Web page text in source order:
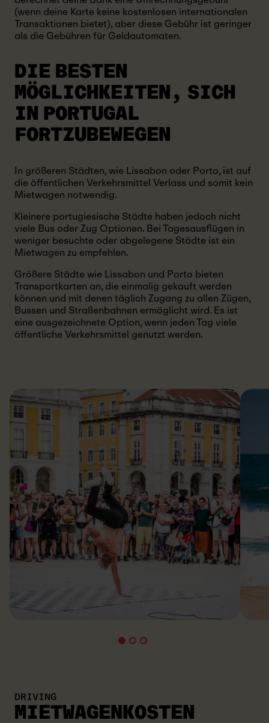
(wenn deine Karte keine kostenlosen internationalen
Transaktionen bietet), aber diese Gebühr ist geringer
als die Gebühren für Geldautomaten.
DIE BESTEN
MÖGLICHKEITEN, SICH
IN PORTUGAL
FORTZUBEWEGEN
In größeren Städten, wie Lissabon oder Porto, ist auf
die öffentlichen Verkehrsmittel Verlass und somit kein
Mietwagen notwendig.
Kleinere portugiesische Städte haben jedoch nicht
viele Bus oder Zug Optionen. Bei Tagesausflügen in
weniger besuchte oder abgelegene Städte ist ein
Mietwagen zu empfehlen.
Größere Städte wie Lissabon und Porto bieten
Transportkarten an, die einmalig gekauft werden
können und mit denen täglich Zugang zu allen Zügen,
Bussen und Straßenbahnen ermöglicht wird. Es ist
eine ausgezeichnete Option, wenn jeden Tag viele
öffentliche Verkehrsmittel genutzt werden.
DRIVING
MIETWAGENKOSTEN